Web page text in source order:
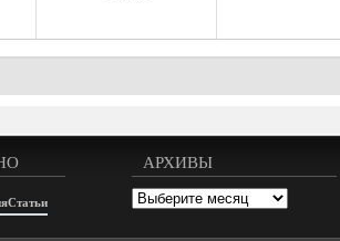
Статьи
АРХИВЫ
Архивы